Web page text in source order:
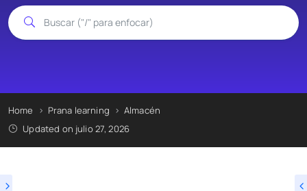
Home Prana learning
Almacén
Updated on julio 27, 2026